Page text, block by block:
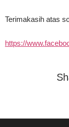
Terimakasih atas
https://